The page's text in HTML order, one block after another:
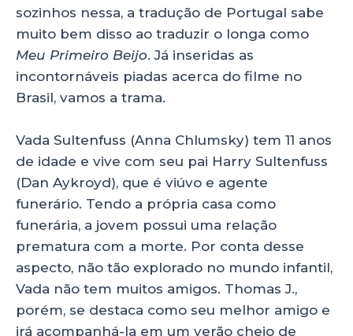
sozinhos nessa, a tradução de Portugal sabe
muito bem disso ao traduzir o longa como
Meu Primeiro Beijo. Já inseridas as
incontornáveis piadas acerca do filme no
Brasil, vamos a trama.
Vada Sultenfuss (Anna Chlumsky) tem 11 anos
de idade e vive com seu pai Harry Sultenfuss
(Dan Aykroyd), que é viúvo e agente
funerário. Tendo a própria casa como
funerária, a jovem possui uma relação
prematura com a morte. Por conta desse
aspecto, não tão explorado no mundo infantil,
Vada não tem muitos amigos. Thomas J.,
porém, se destaca como seu melhor amigo e
irá acompanhá-la em um verão cheio de